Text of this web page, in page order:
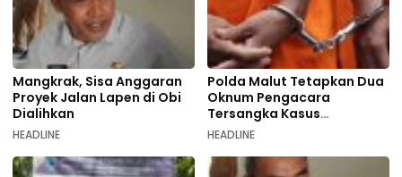
Mangkrak, Sisa Anggaran
Proyek Jalan Lapen di Obi
Dialihkan
HEADLINE
Polda Malut Tetapkan Dua
Oknum Pengacara
Tersangka Kasus
Pemalsuan Dokumen
HEADLINE